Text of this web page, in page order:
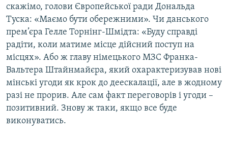
скажімо, голови Європейської ради Дональда
Туска: «Маємо бути обережними». Чи данського
прем’єра Гелле Торнінг-Шмідта: «Буду справді
радіти, коли матиме місце дійсний поступ на
місцях». Або ж главу німецького МЗС Франка-
Вальтера Штайнмайєра, який охарактеризував нові
мінські угоди як крок до деескалації, але в жодному
разі не прорив. Але сам факт переговорів і угоди –
позитивний. Знову ж таки, якщо все буде
виконуватись.